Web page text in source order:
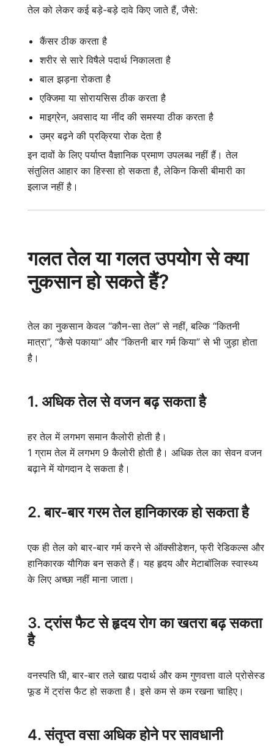
तेल को लेकर कई बड़े-बड़े दावे किए जाते हैं, जैसे:
कैंसर ठीक करता है
शरीर से सारे विषैले पदार्थ निकालता है
बाल झड़ना रोकता है
एक्जिमा या सोरायसिस ठीक करता है
माइग्रेन, अवसाद या नींद की समस्या ठीक करता है
उम्र बढ़ने की प्रक्रिया रोक देता है
इन दावों के लिए पर्याप्त वैज्ञानिक प्रमाण उपलब्ध नहीं हैं। तेल
संतुलित आहार का हिस्सा हो सकता है, लेकिन किसी बीमारी का
इलाज नहीं है।
गलत तेल या गलत उपयोग से क्या
नुकसान हो सकते हैं?
तेल का नुकसान केवल “कौन-सा तेल” से नहीं, बल्कि “कितनी
मात्रा”, “कैसे पकाया” और “कितनी बार गर्म किया” से भी जुड़ा होता
है।
1. अधिक तेल से वजन बढ़ सकता है
हर तेल में लगभग समान कैलोरी होती है।
1 ग्राम तेल में लगभग 9 कैलोरी होती है। अधिक तेल का सेवन वजन
बढ़ाने में योगदान दे सकता है।
2. बार-बार गरम तेल हानिकारक हो सकता है
एक ही तेल को बार-बार गर्म करने से ऑक्सीडेशन, फ्री रेडिकल्स और
हानिकारक यौगिक बन सकते हैं। यह हृदय और मेटाबॉलिक स्वास्थ्य
के लिए अच्छा नहीं माना जाता।
3. ट्रांस फैट से हृदय रोग का खतरा बढ़ सकता
है
वनस्पति घी, बार-बार तले खाद्य पदार्थ और कम गुणवत्ता वाले प्रोसेस्ड
फूड में ट्रांस फैट हो सकता है। इसे कम से कम रखना चाहिए।
4. संतृप्त वसा अधिक होने पर सावधानी